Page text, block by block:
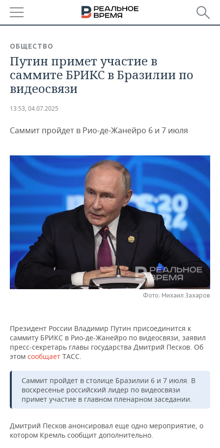
БАШКОРТОСТАН
ТАТАРСТАН
НОВОСТИ
АНАЛИТИКА
ДЕКЛАРАЦИИ О ДОХОДАХ
ВУЗЫ ТАТАРСТАНА
КОМУ ПРИНАДЛЕЖАТ
ТОРГОВЫЕ ЦЕНТРЫ
ТАТАРСТАНА
НОВОСТИ ЭКОНОМИКИ
БАНКИ
БЮДЖЕТ
ИНВЕСТИЦИИ
ПРОМЫШЛЕННОСТЬ
ПРОМЫШЛЕННОСТИ
АГРОПРОМ
МАШИНОСТРОЕНИЕ
НЕФТЕХИМИЯ
НЕФТЬ
ОПК
ЭНЕРГЕТИКА
НОВОСТИ НЕДВИЖИМОСТИ
АВТО
НОВОСТИ АВТО
БИЗНЕС
НОВОСТИ БИЗНЕСА
РОЗНИЧНАЯ ТОРГОВЛЯ
ТРАНСПОРТ
УСЛУГИ
ТЕХНОЛОГИИ
НОВОСТИ ТЕХНОЛОГИЙ
IT
МЕДИА
МЕРОПРИЯТИЯ
НОВОСТИ МЕРОПРИЯТИЙ
ВЫЕЗДНАЯ РЕДАКЦИЯ
ONLINE-КОНФЕРЕНЦИИ
ОТКРЫТАЯ ЛЕКЦИЯ
СПОРТ
НОВОСТИ СПОРТА
ХОККЕЙ
БАСКЕТБОЛ
КИБЕРСПОРТ
ВОДНЫЕ ВИДЫ СПОРТА
ОБЩЕСТВО
ВЛАСТЬ
ИНФРАСТРУКТУРА
КУЛЬТУРА
ОБРАЗОВАНИЕ
СЮЖЕТЫ
СПРАВОЧНИК
СПИСОК КОМПАНИЙ
ПОЛНАЯ ВЕРСИЯ
ОБЩЕСТВО
Путин примет участие в
саммите БРИКС в Бразилии по
видеосвязи
13:53, 04.07.2025
Саммит пройдет в Рио-де-Жанейро 6 и 7 июля
Фото: Михаил Захаров
Президент России Владимир Путин присоединится к
саммиту БРИКС в Рио-де-Жанейро по видеосвязи, заявил
пресс-секретарь главы государства Дмитрий Песков. Об
этом сообщает ТАСС.
Саммит пройдет в столице Бразилии 6 и 7 июля. В
воскресенье российский лидер по видеосвязи
примет участие в главном пленарном заседании.
Дмитрий Песков анонсировал еще одно мероприятие, о
котором Кремль сообщит дополнительно.